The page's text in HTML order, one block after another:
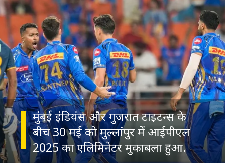
मुंबई इंडियंस और गुजरात टाइटन्स के
बीच 30 मई को मुल्लांपुर में आईपीएल
2025 का एलिमिनेटर मुकाबला हुआ.